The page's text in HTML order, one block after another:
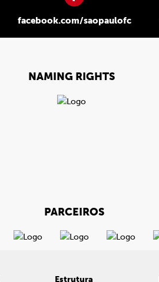
facebook.com/saopaulofc
NAMING RIGHTS
PARCEIROS
Estrutura